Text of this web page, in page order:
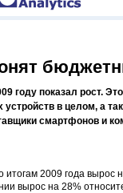
году показал рост.
в целом, а
смартфонов и
2009 года вырос
вырос на 28%